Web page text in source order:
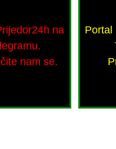
na
nam se.
Portal